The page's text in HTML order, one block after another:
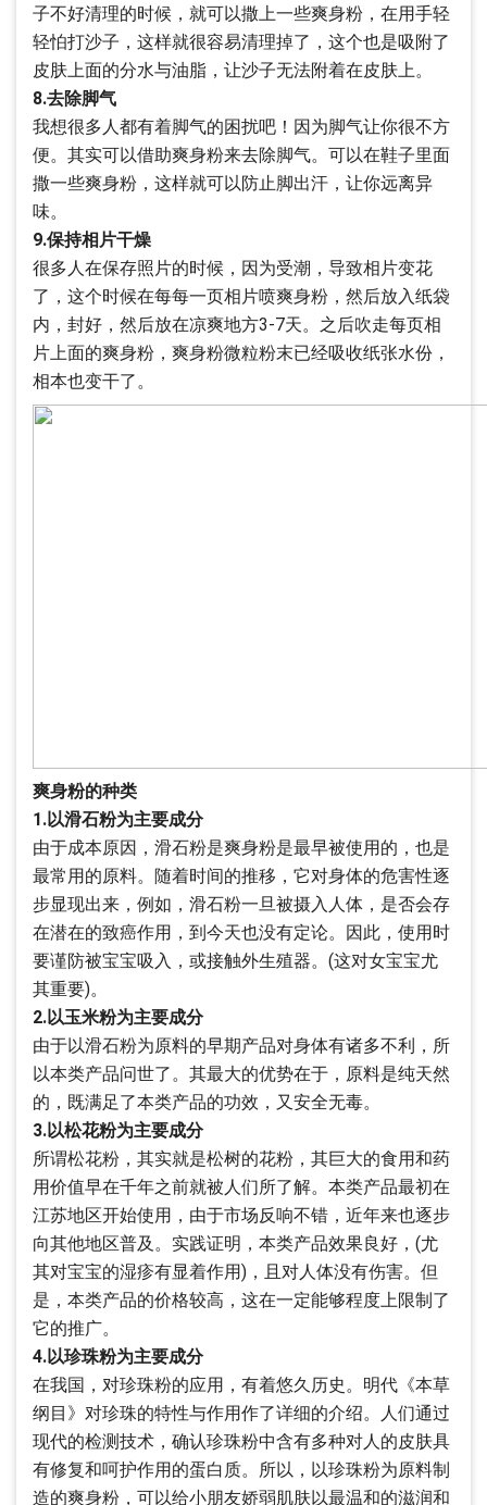
子不好清理的时候，就可以撒上一些爽身粉，在用手轻
轻怕打沙子，这样就很容易清理掉了，这个也是吸附了
皮肤上面的分水与油脂，让沙子无法附着在皮肤上。
8.去除脚气
我想很多人都有着脚气的困扰吧！因为脚气让你很不方
便。其实可以借助爽身粉来去除脚气。可以在鞋子里面
撒一些爽身粉，这样就可以防止脚出汗，让你远离异
味。
9.保持相片干燥
很多人在保存照片的时候，因为受潮，导致相片变花
了，这个时候在每每一页相片喷爽身粉，然后放入纸袋
内，封好，然后放在凉爽地方3-7天。之后吹走每页相
片上面的爽身粉，爽身粉微粒粉末已经吸收纸张水份，
相本也变干了。
爽身粉的种类
1.以滑石粉为主要成分
由于成本原因，滑石粉是爽身粉是最早被使用的，也是
最常用的原料。随着时间的推移，它对身体的危害性逐
步显现出来，例如，滑石粉一旦被摄入人体，是否会存
在潜在的致癌作用，到今天也没有定论。因此，使用时
要谨防被宝宝吸入，或接触外生殖器。(这对女宝宝尤
其重要)。
2.以玉米粉为主要成分
由于以滑石粉为原料的早期产品对身体有诸多不利，所
以本类产品问世了。其最大的优势在于，原料是纯天然
的，既满足了本类产品的功效，又安全无毒。
3.以松花粉为主要成分
所谓松花粉，其实就是松树的花粉，其巨大的食用和药
用价值早在千年之前就被人们所了解。本类产品最初在
江苏地区开始使用，由于市场反响不错，近年来也逐步
向其他地区普及。实践证明，本类产品效果良好，(尤
其对宝宝的湿疹有显着作用)，且对人体没有伤害。但
是，本类产品的价格较高，这在一定能够程度上限制了
它的推广。
4.以珍珠粉为主要成分
在我国，对珍珠粉的应用，有着悠久历史。明代《本草
纲目》对珍珠的特性与作用作了详细的介绍。人们通过
现代的检测技术，确认珍珠粉中含有多种对人的皮肤具
有修复和呵护作用的蛋白质。所以，以珍珠粉为原料制
造的爽身粉，可以给小朋友娇弱肌肤以最温和的滋润和